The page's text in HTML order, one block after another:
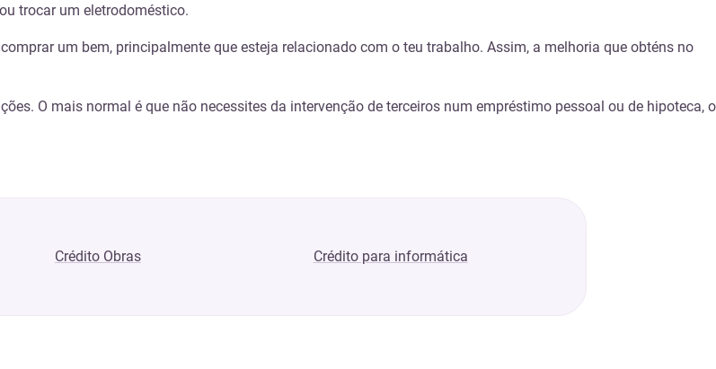
trocar um eletrodoméstico.
um bem, principalmente que esteja relacionado com o teu trabalho. Assim, a melhoria que obténs no
O mais normal é que não necessites da intervenção de terceiros num empréstimo pessoal ou de hipoteca, o
Crédito Obras Crédito para informática